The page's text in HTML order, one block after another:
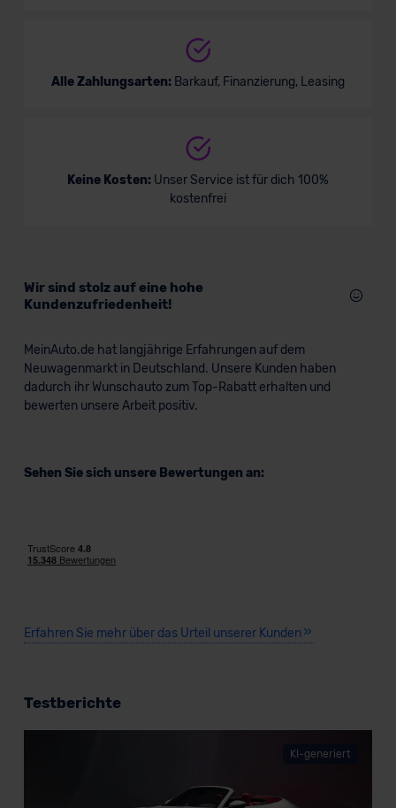
Alle Zahlungsarten: Barkauf, Finanzierung, Leasing
Keine Kosten: Unser Service ist für dich 100%
kostenfrei
Wir sind stolz auf eine hohe
Kundenzufriedenheit!
MeinAuto.de hat langjährige Erfahrungen auf dem
Neuwagenmarkt in Deutschland. Unsere Kunden haben
dadurch ihr Wunschauto zum Top-Rabatt erhalten und
bewerten unsere Arbeit positiv.
Sehen Sie sich unsere Bewertungen an:
Erfahren Sie mehr über das Urteil unserer Kunden
Testberichte
KI-generiert